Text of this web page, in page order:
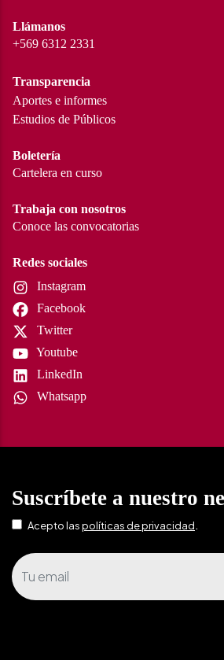
Llámanos
+569 6312 2331
Transparencia
Aportes e informes
Estudios de Públicos
Boletería
Cartelera en curso
Trabaja con nosotros
Conoce las convocatorias
Redes sociales
Instagram
Facebook
Twitter
Youtube
LinkedIn
Whatsapp
Suscríbete a nuestro
Acepto laspolíticas de privacidad.